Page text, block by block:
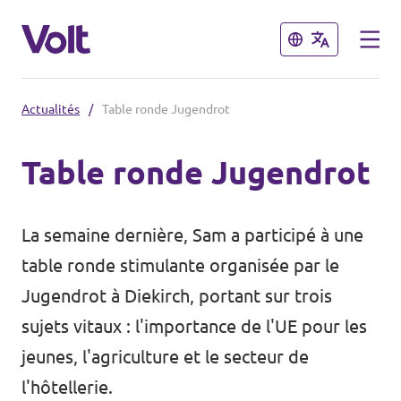
Fermer
français
Volt dans d'autres pays
🇩🇪 Volt Deutschland
🇫🇷 Volt France
Fermer
À propos de Volt
Actualités
Actualités / Table ronde Jugendrot
Table ronde Jugendrot
La semaine dernière, Sam a participé à une
table ronde stimulante organisée par le
Jugendrot à Diekirch, portant sur trois
sujets vitaux : l'importance de l'UE pour les
jeunes, l'agriculture et le secteur de
l'hôtellerie.